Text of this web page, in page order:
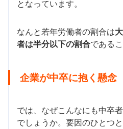
となっています。
なんと若年労働者の割合は
者は半分以下の割合である
企業が中卒に抱く懸念
では、なぜこんなにも中卒
でしょうか。要因のひとつ